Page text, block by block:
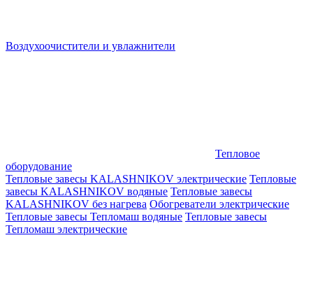
Воздухоочистители и увлажнители
Тепловое
оборудование
Тепловые завесы KALASHNIKOV электрические Тепловые
завесы KALASHNIKOV водяные Тепловые завесы
KALASHNIKOV без нагрева Обогреватели электрические
Тепловые завесы Тепломаш водяные Тепловые завесы
Тепломаш электрические